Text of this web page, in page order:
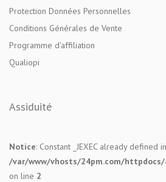
Protection Données Personnelles
Conditions Générales de Vente
Programme d'affiliation
Qualiopi
Assiduité
Notice: Constant _JEXEC already defined in
/var/www/vhosts/24pm.com/
on line 2